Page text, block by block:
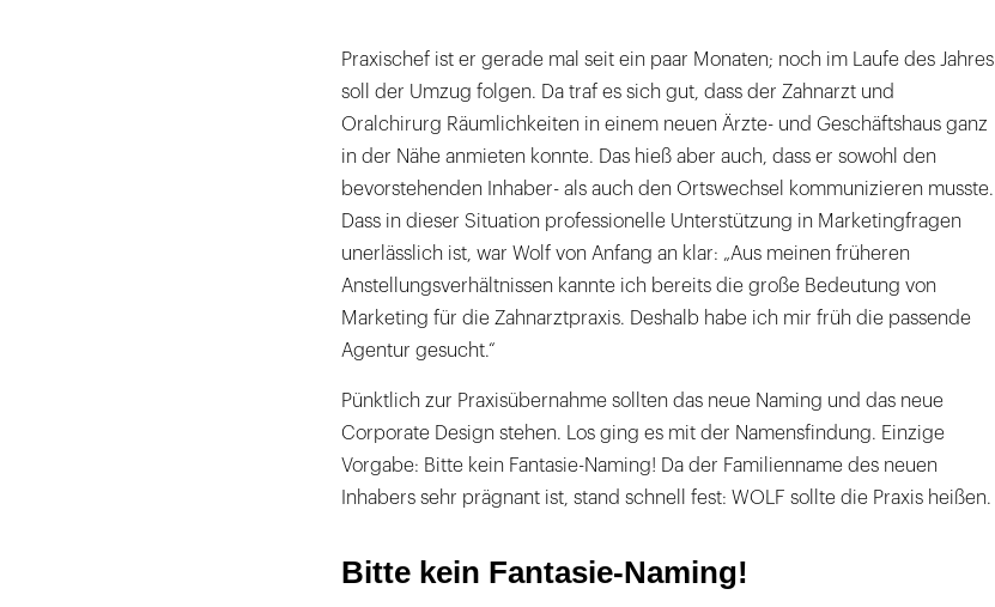
Praxischef ist er gerade mal seit ein paar Monaten; noch im Laufe des Jahres
soll der Umzug folgen. Da traf es sich gut, dass der Zahnarzt und
Oralchirurg Räumlichkeiten in einem neuen Ärzte- und Geschäftshaus ganz
in der Nähe anmieten konnte. Das hieß aber auch, dass er sowohl den
bevorstehenden Inhaber- als auch den Ortswechsel kommunizieren musste.
Dass in dieser Situation professionelle Unterstützung in Marketingfragen
unerlässlich ist, war Wolf von Anfang an klar: „Aus meinen früheren
Anstellungsverhältnissen kannte ich bereits die große Bedeutung von
Marketing für die Zahnarztpraxis. Deshalb habe ich mir früh die passende
Agentur gesucht.“
Pünktlich zur Praxisübernahme sollten das neue Naming und das neue
Corporate Design stehen. Los ging es mit der Namensfindung. Einzige
Vorgabe: Bitte kein Fantasie-Naming! Da der Familienname des neuen
Inhabers sehr prägnant ist, stand schnell fest: WOLF sollte die Praxis heißen.
Bitte kein Fantasie-Naming!